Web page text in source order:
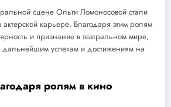
сцене Ольги Ломоносовой стали
карьере. Благодаря этим ролям
и признание в театральном мире,
дальнейшим успехам и достижениям на
ролям в кино